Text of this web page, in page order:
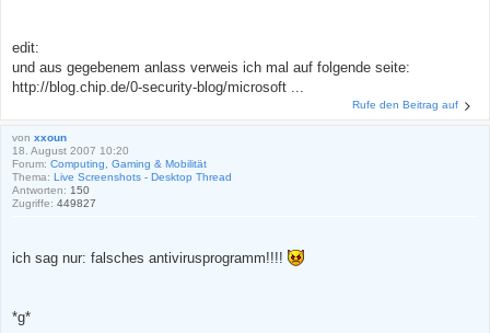
edit:
und aus gegebenem anlass verweis ich mal auf folgende seite:
http://blog.chip.de/0-security-blog/microsoft ...
Rufe den Beitrag auf
von xxoun
18. August 2007 10:20
Forum: Computing, Gaming & Mobilität
Thema: Live Screenshots - Desktop Thread
Antworten: 150
Zugriffe: 449827
ich sag nur: falsches antivirusprogramm!!!!
*g*